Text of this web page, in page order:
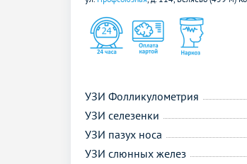
УЗИ Фолликулометрия
УЗИ селезенки
УЗИ пазух носа
УЗИ слюнных желез